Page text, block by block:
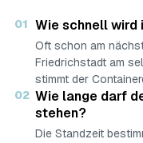
01 Wie schnell
Oft schon am
Friedrichstadt am
stimmt der
02 Wie lange darf
stehen?
Die Standzeit